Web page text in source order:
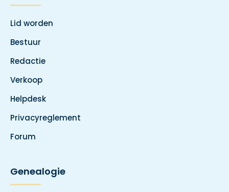
Lid worden
Bestuur
Redactie
Verkoop
Helpdesk
Privacyreglement
Forum
Genealogie